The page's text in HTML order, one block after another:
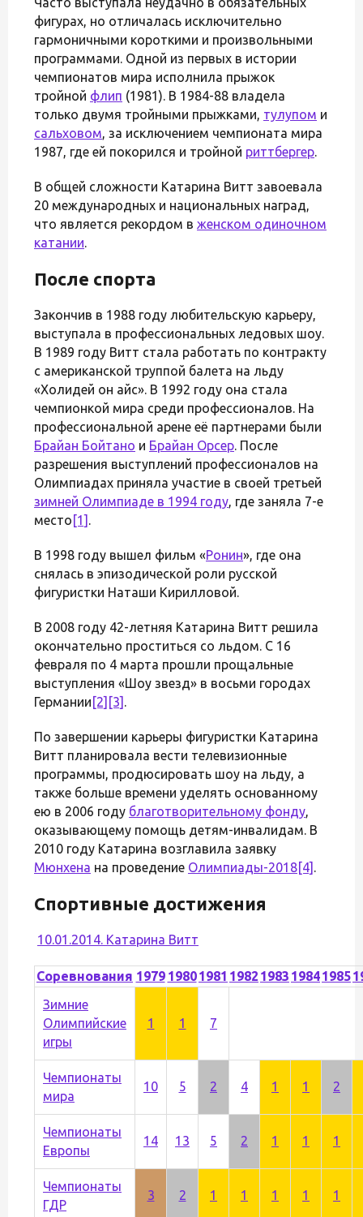
фигурах, но отличалась исключительно
гармоничными короткими и произвольными
программами. Одной из первых в истории
чемпионатов мира исполнила прыжок
тройной флип (1981). В 1984-88 владела
только двумя тройными прыжками, тулупом и
сальховом, за исключением чемпионата мира
1987, где ей покорился и тройной риттбергер.
В общей сложности Катарина Витт завоевала
20 международных и национальных наград,
что является рекордом в женском одиночном
катании.
После спорта
Закончив в 1988 году любительскую карьеру,
выступала в профессиональных ледовых шоу.
В 1989 году Витт стала работать по контракту
с американской труппой балета на льду
«Холидей он айс». В 1992 году она стала
чемпионкой мира среди профессионалов. На
профессиональной арене её партнерами были
Брайан Бойтано и Брайан Орсер. После
разрешения выступлений профессионалов на
Олимпиадах приняла участие в своей третьей
зимней Олимпиаде в 1994 году, где заняла 7-е
место [1] .
В 1998 году вышел фильм «Ронин», где она
снялась в эпизодической роли русской
фигуристки Наташи Кирилловой.
В 2008 году 42-летняя Катарина Витт решила
окончательно проститься со льдом. С 16
февраля по 4 марта прошли прощальные
выступления «Шоу звезд» в восьми городах
Германии [2] [3] .
По завершении карьеры фигуристки Катарина
Витт планировала вести телевизионные
программы, продюсировать шоу на льду, а
также больше времени уделять основанному
ею в 2006 году благотворительному фонду,
оказывающему помощь детям-инвалидам. В
2010 году Катарина возглавила заявку
Мюнхена на проведение Олимпиады-2018[4] .
Спортивные достижения
10.01.2014. Катарина Витт
Соревнования 1979 19801981 1982 1983 19841985
Зимние
Олимпийские
игры
1 1 7
Чемпионаты
мира
10 5 2 4 1 1 2
Чемпионаты
Европы
14 13 5 2 1 1 1
Чемпионаты
ГДР
3 2 1 1 1 1 1